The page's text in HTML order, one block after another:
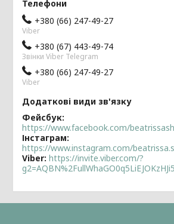
+380 (66) 247-49-27
Viber
+380 (67) 443-49-74
Звінки Viber Telegram
+380 (66) 247-49-27
Viber
Фейсбук
https://www.facebook.com/
Інстаграм
https://www.instagram.com/
Viber https://invite.viber.com/?